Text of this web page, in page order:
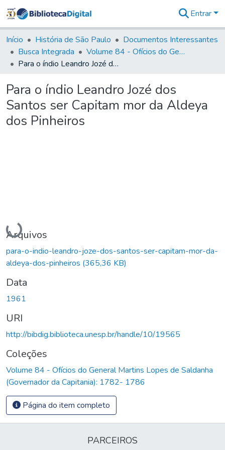
&
Coleções
Tudo na
Biblioteca
Estatísticas
Entrar
Início História de São Paulo
Documentos Interessantes
Busca Integrada
Volume 84 - Ofícios do General Martins Lopes de Saldanha (Governador da Capitania): 1782- 1786
Para o índio Leandro Jozé dos Santos ser Capitam mor da Aldeya dos Pinheiros
Para o índio Leandro Jozé dos
Santos ser Capitam mor da Aldeya
dos Pinheiros
Carregando...
Arquivos
para-o-indio-leandro-joze-dos-santos-ser-capitam-mor-da-
aldeya-dos-pinheiros (365,36 KB)
Data
1961
URI
http://bibdig.biblioteca.unesp.br/handle/10/19565
Coleções
Volume 84 - Ofícios do General Martins Lopes de Saldanha
(Governador da Capitania): 1782- 1786
Página do item completo
PARCEIROS